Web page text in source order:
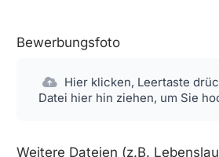
Bewerbungsfoto
Hier klicken, Leertaste
Datei hier hin ziehen, um Sie
Weitere Dateien (z.B.